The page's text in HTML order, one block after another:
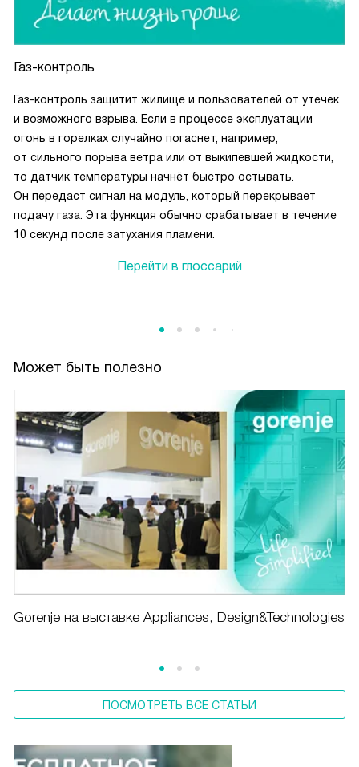
Газ-контроль
Газ-контроль защитит жилище и пользователей от утечек
и возможного взрыва. Если в процессе эксплуатации
огонь в горелках случайно погаснет, например,
от сильного порыва ветра или от выкипевшей жидкости,
то датчик температуры начнёт быстро остывать.
Он передаст сигнал на модуль, который перекрывает
подачу газа. Эта функция обычно срабатывает в течение
10 секунд после затухания пламени.
Перейти в глоссарий
Может быть полезно
Gorenje на выставке Appliances, Design&Technologies
ПОСМОТРЕТЬ ВСЕ СТАТЬИ